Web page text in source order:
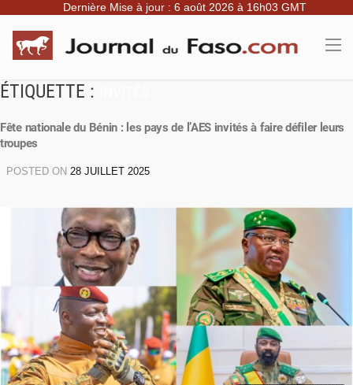
Dernière Mise à jour : 6 août 2026 à 16h03 GMT
ÉTIQUETTE :
Fête nationale du Bénin : les pays de l’AES invités à faire défiler leurs
troupes
POSTED ON 28 JUILLET 2025